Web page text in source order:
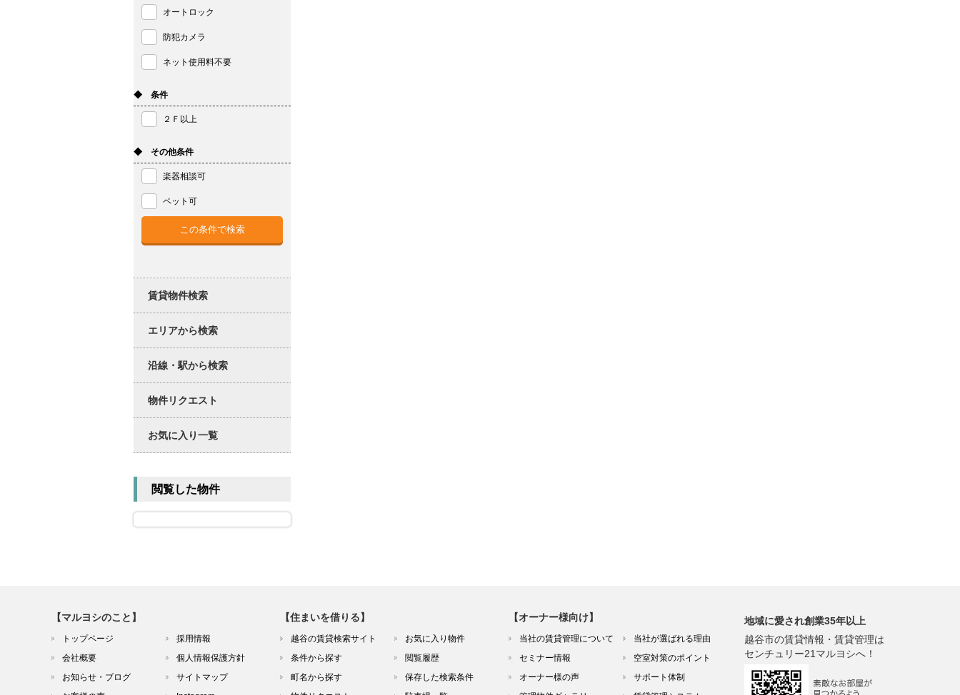
オートロック
防犯カメラ
ネット使用料不要
◆ 条件
２Ｆ以上
◆ その他条件
楽器相談可
ペット可
賃貸物件検索
エリアから検索
沿線・駅から検索
物件リクエスト
お気に入り一覧
閲覧した物件
【マルヨシのこと】
トップページ
会社概要
お知らせ・ブログ
採用情報
個人情報保護方針
サイトマップ
【住まいを借りる】
越谷の賃貸検索サイト
条件から探す
町名から探す
お気に入り物件
閲覧履歴
保存した検索条件
【オーナー様向け】
当社の賃貸管理について
セミナー情報
オーナー様の声
当社が選ばれる理由
空室対策のポイント
サポート体制
地域に愛され創業35年以上
越谷市の賃貸情報・賃貸管理は
センチュリー21マルヨシへ！